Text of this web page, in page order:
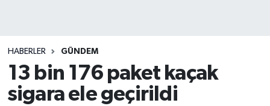
HABERLER GÜNDEM
13 bin 176 paket kaçak
sigara ele geçirildi
Süper Lig Puan Durumu ve Fikstür
Tüm Manşetler